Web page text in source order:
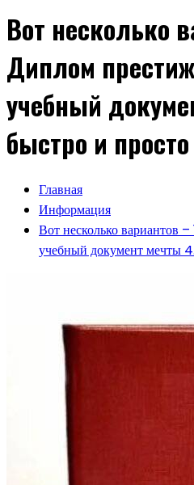
Вот несколько
Диплом
учебный
быстро и
Главная
Информация
Вот несколько вариантов
учебный документ мечты